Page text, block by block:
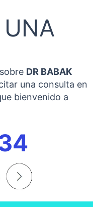
UNA
DR BABAK
una consulta en
bienvenido a